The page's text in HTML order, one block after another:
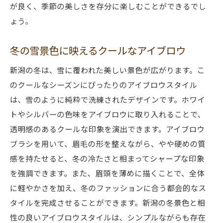
が良く、季節の美しさを存分に楽しむことができるでし
ょう。
冬の雪景色に映えるクールなアイブロウ
新潟の冬は、雪に覆われた美しい景色が広がります。こ
のクールなシーズンにぴったりのアイブロウスタイル
は、雪のように純粋で洗練されたデザインです。ホワイ
トやシルバーの色味をアイブロウに取り入れることで、
透明感のあるクールな印象を演出できます。アイブロウ
ブラシを用いて、眉毛の形を整えながら、やや硬めの質
感を持たせると、冬の冷たさと相まってシャープな印象
を強調できます。また、眉頭を薄めに描くことで、全体
に軽やかさを加え、冬のファッションに合う都会的なス
タイルを完成させることができます。新潟の冬景色と相
性の良いアイブロウスタイルは、シンプルながらも存在